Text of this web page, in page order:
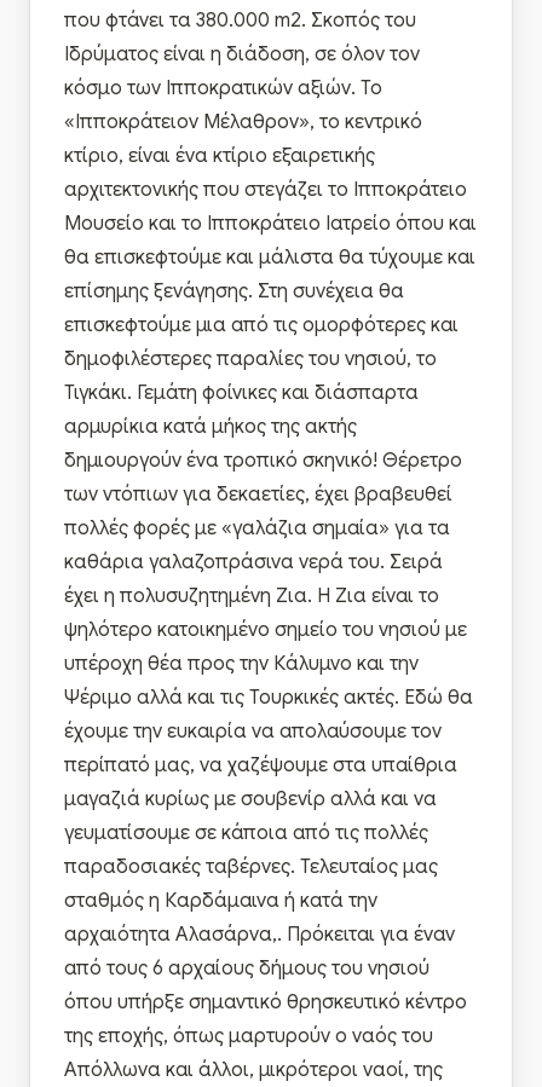
που φτάνει τα 380.000 m2. Σκοπός του
Ιδρύματος είναι η διάδοση, σε όλον τον
κόσμο των Ιπποκρατικών αξιών. Το
«Ιπποκράτειον Μέλαθρον», το κεντρικό
κτίριο, είναι ένα κτίριο εξαιρετικής
αρχιτεκτονικής που στεγάζει το Ιπποκράτειο
Μουσείο και το Ιπποκράτειο Ιατρείο όπου και
θα επισκεφτούμε και μάλιστα θα τύχουμε και
επίσημης ξενάγησης. Στη συνέχεια θα
επισκεφτούμε μια από τις ομορφότερες και
δημοφιλέστερες παραλίες του νησιού, το
Τιγκάκι. Γεμάτη φοίνικες και διάσπαρτα
αρμυρίκια κατά μήκος της ακτής
δημιουργούν ένα τροπικό σκηνικό! Θέρετρο
των ντόπιων για δεκαετίες, έχει βραβευθεί
πολλές φορές με «γαλάζια σημαία» για τα
καθάρια γαλαζοπράσινα νερά του. Σειρά
έχει η πολυσυζητημένη Ζια. Η Ζια είναι το
ψηλότερο κατοικημένο σημείο του νησιού με
υπέροχη θέα προς την Κάλυμνο και την
Ψέριμο αλλά και τις Τουρκικές ακτές. Εδώ θα
έχουμε την ευκαιρία να απολαύσουμε τον
περίπατό μας, να χαζέψουμε στα υπαίθρια
μαγαζιά κυρίως με σουβενίρ αλλά και να
γευματίσουμε σε κάποια από τις πολλές
παραδοσιακές ταβέρνες. Τελευταίος μας
σταθμός η Καρδάμαινα ή κατά την
αρχαιότητα Αλασάρνα,. Πρόκειται για έναν
από τους 6 αρχαίους δήμους του νησιού
όπου υπήρξε σημαντικό θρησκευτικό κέντρο
της εποχής, όπως μαρτυρούν ο ναός του
Απόλλωνα και άλλοι, μικρότεροι ναοί, της